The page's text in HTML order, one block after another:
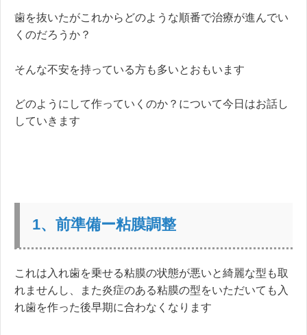
歯を抜いたがこれからどのような順番で治療が進んでい
くのだろうか？
そんな不安を持っている方も多いとおもいます
どのようにして作っていくのか？について今日はお話し
していきます
1、前準備ー粘膜調整
これは入れ歯を乗せる粘膜の状態が悪いと綺麗な型も取
れませんし、また炎症のある粘膜の型をいただいても入
れ歯を作った後早期に合わなくなります